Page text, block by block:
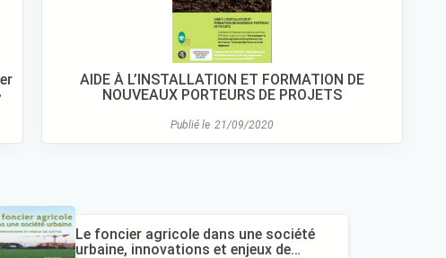
AIDE À L’INSTALLATION ET FORMATION DE
NOUVEAUX PORTEURS DE PROJETS
Publié le 21/09/2020
Le foncier agricole dans une société
urbaine, innovations et enjeux de